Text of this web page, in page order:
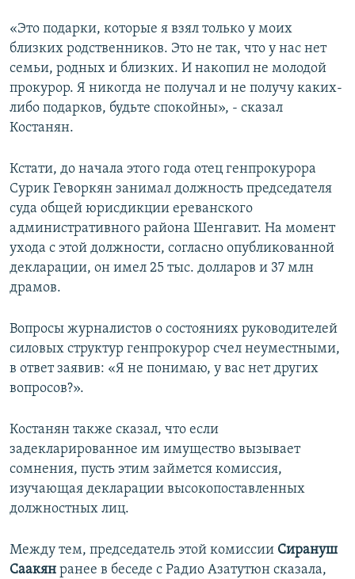
«Это подарки, которые я взял только у моих
близких родственников. Это не так, что у нас нет
семьи, родных и близких. И накопил не молодой
прокурор. Я никогда не получал и не получу каких-
либо подарков, будьте спокойны», - сказал
Костанян.
Кстати, до начала этого года отец генпрокурора
Сурик Геворкян занимал должность председателя
суда общей юрисдикции ереванского
административного района Шенгавит. На момент
ухода с этой должности, согласно опубликованной
декларации, он имел 25 тыс. долларов и 37 млн
драмов.
Вопросы журналистов о состояниях руководителей
силовых структур генпрокурор счел неуместными,
в ответ заявив: «Я не понимаю, у вас нет других
вопросов?».
Костанян также сказал, что если
задекларированное им имущество вызывает
сомнения, пусть этим займется комиссия,
изучающая декларации высокопоставленных
должностных лиц.
Между тем, председатель этой комиссии Сирануш
Саакян ранее в беседе с Радио Азатутюн сказала,